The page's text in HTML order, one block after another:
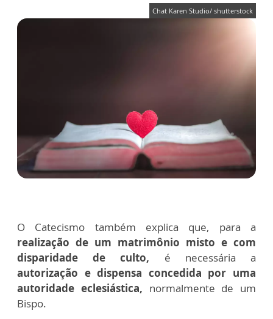
Chat Karen Studio/ shutterstock
O Catecismo também explica que, para a
realização de um matrimônio misto e com
disparidade de culto, é necessária a
autorização e dispensa concedida por uma
autoridade eclesiástica, normalmente de um
Bispo.